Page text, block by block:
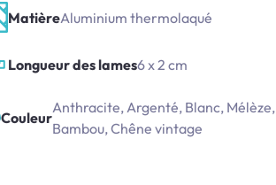
MatièreAluminium thermolaqué
Longueur des lames6 x 2 cm
Couleur
Anthracite, Argenté, Blanc, Mélèze,
Bambou, Chêne vintage